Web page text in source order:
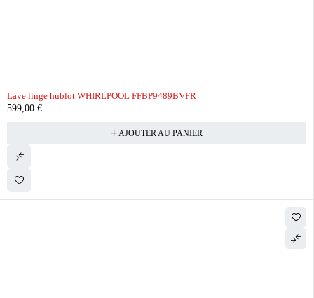
Lave linge hublot WHIRLPOOL FFBP9489BVFR
599,00 €
AJOUTER AU PANIER